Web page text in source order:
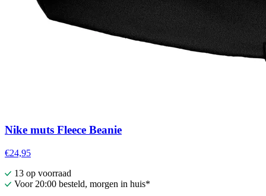
Nike muts Fleece Beanie
€24,95
13 op voorraad
Voor 20:00 besteld, morgen in huis*